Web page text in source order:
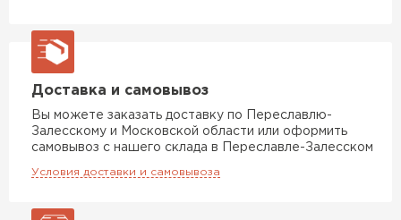
Доставка и самовывоз
Вы можете заказать доставку по Переславлю-
Залесскому и Московской области или оформить
самовывоз с нашего склада в Переславле-Залесском
Условия доставки и самовывоза
Утеплитель Rockwool